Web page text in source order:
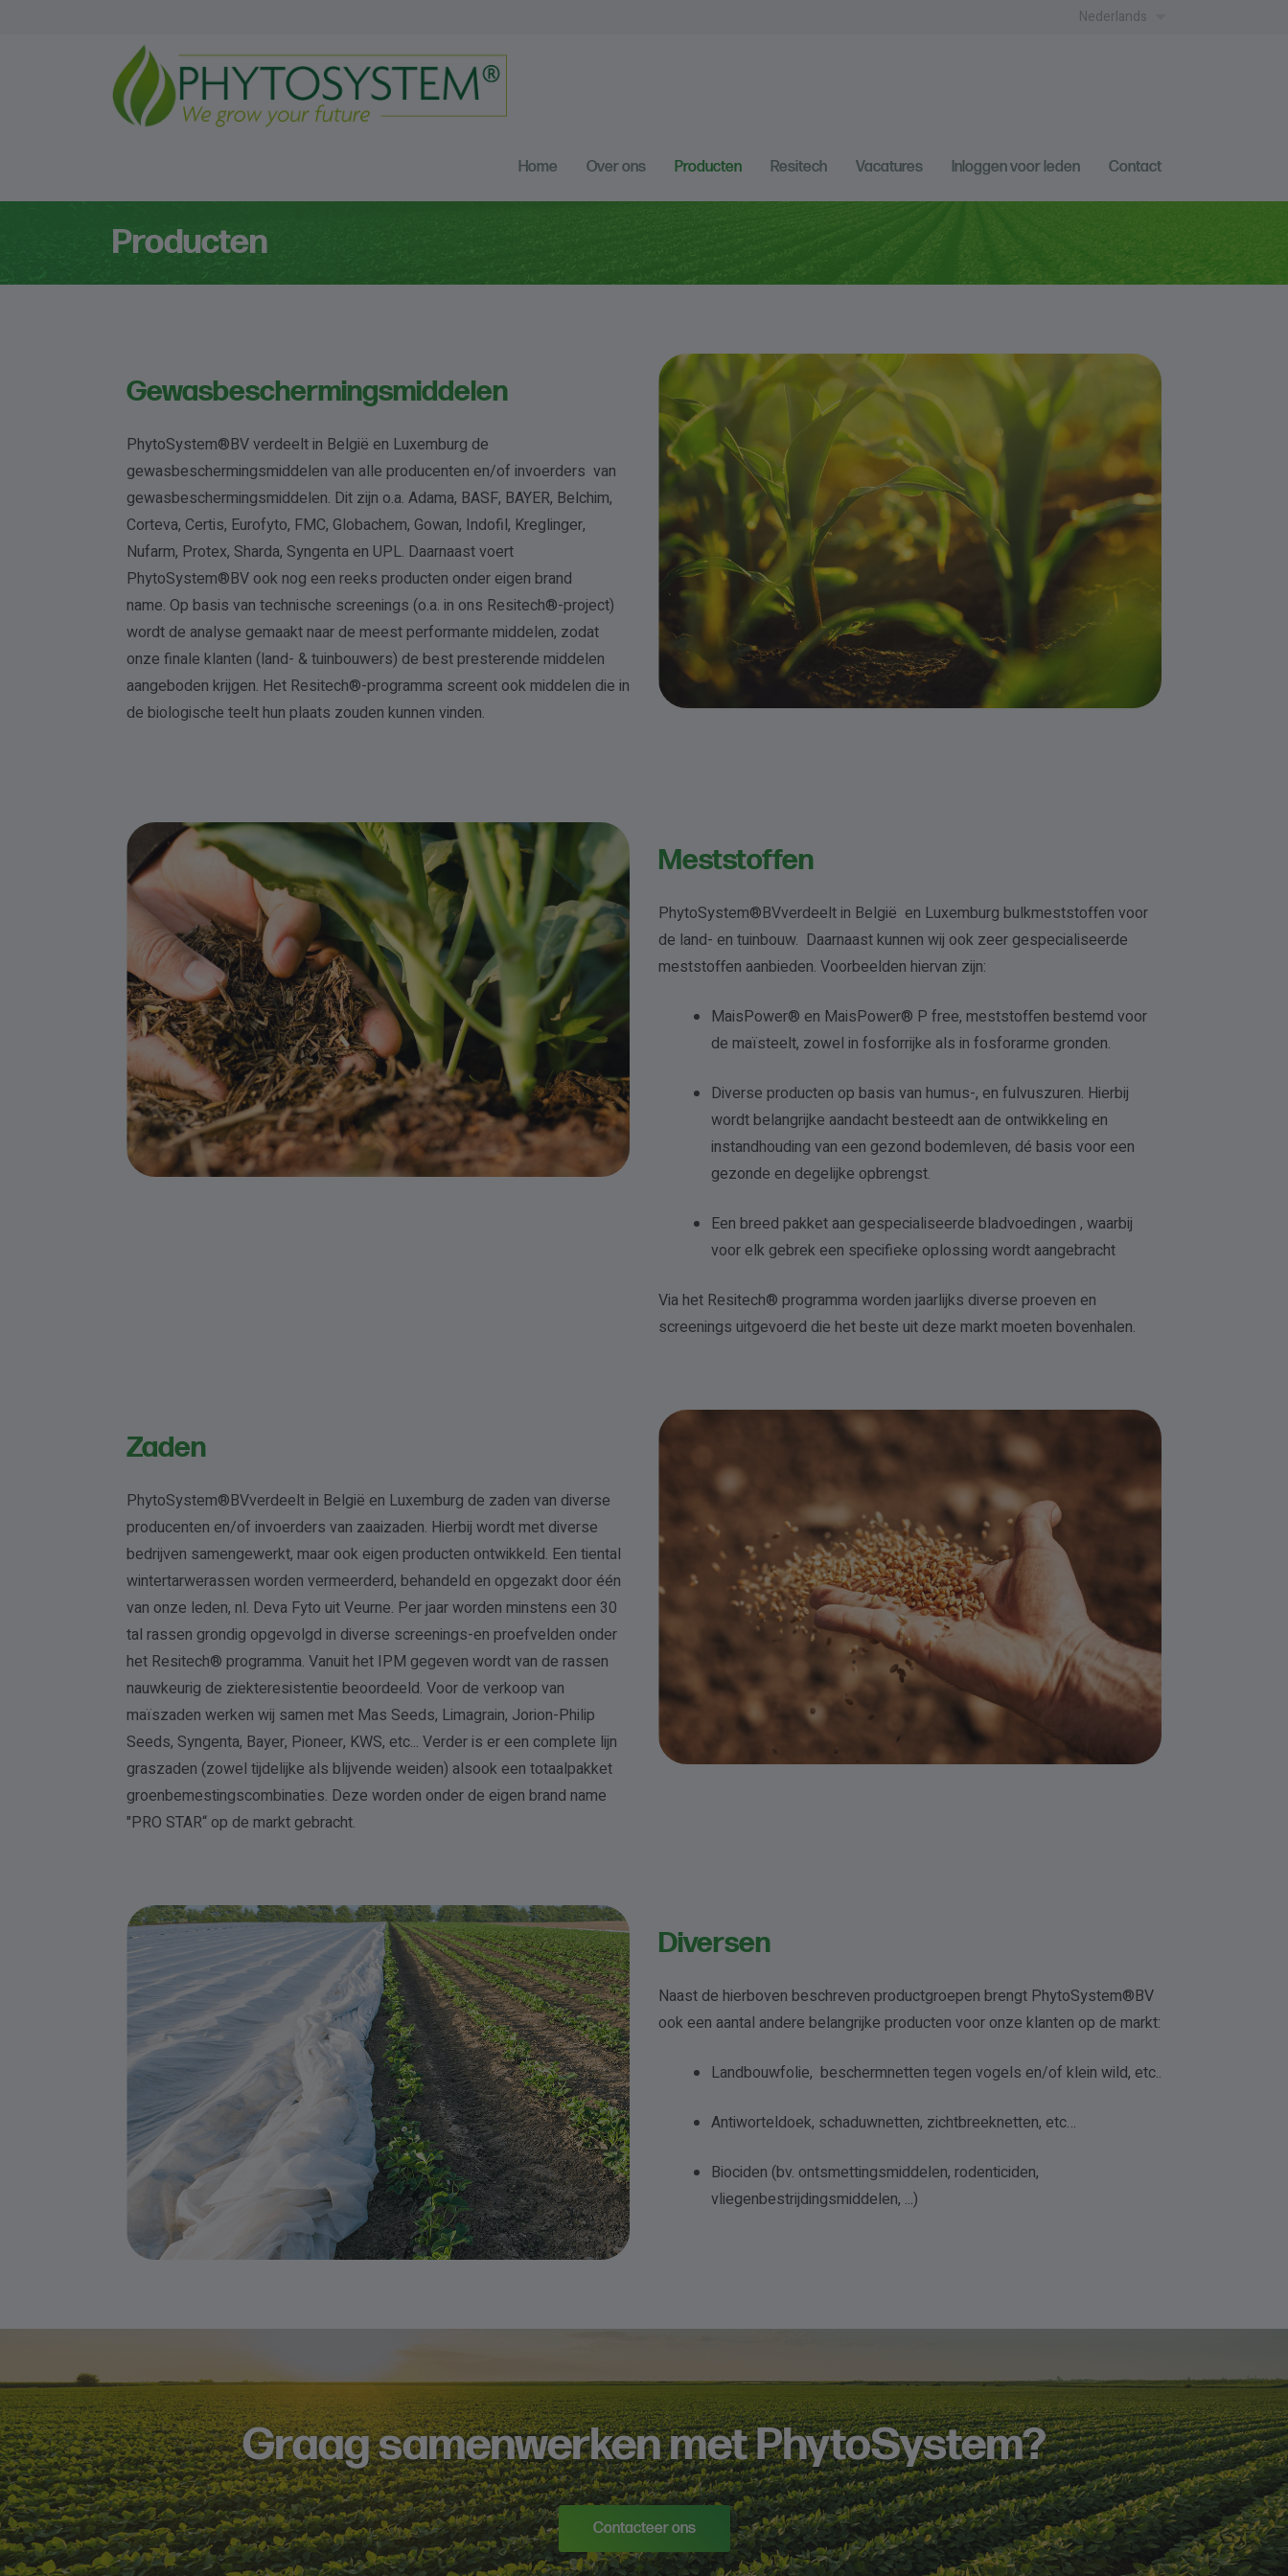
Nederlands
Home Over ons Producten Resitech Vacatures Inloggen voor leden Contact
Producten
Gewasbeschermingsmiddelen
PhytoSystem®BV verdeelt in België en Luxemburg de
gewasbeschermingsmiddelen van alle producenten en/of invoerders van
gewasbeschermingsmiddelen. Dit zijn o.a. Adama, BASF, BAYER, Belchim,
Corteva, Certis, Eurofyto, FMC, Globachem, Gowan, Indofil, Kreglinger,
Nufarm, Protex, Sharda, Syngenta en UPL. Daarnaast voert
PhytoSystem®BV ook nog een reeks producten onder eigen brand
name. Op basis van technische screenings (o.a. in ons Resitech®-project)
wordt de analyse gemaakt naar de meest performante middelen, zodat
onze finale klanten (land- & tuinbouwers) de best presterende middelen
aangeboden krijgen. Het Resitech®-programma screent ook middelen die in
de biologische teelt hun plaats zouden kunnen vinden.
Meststoffen
PhytoSystem®BVverdeelt in België en Luxemburg bulkmeststoffen voor
de land- en tuinbouw. Daarnaast kunnen wij ook zeer gespecialiseerde
meststoffen aanbieden. Voorbeelden hiervan zijn:
MaisPower® en MaisPower® P free, meststoffen bestemd voor
de maïsteelt, zowel in fosforrijke als in fosforarme gronden.
Diverse producten op basis van humus-, en fulvuszuren. Hierbij
wordt belangrijke aandacht besteedt aan de ontwikkeling en
instandhouding van een gezond bodemleven, dé basis voor een
gezonde en degelijke opbrengst.
Een breed pakket aan gespecialiseerde bladvoedingen , waarbij
voor elk gebrek een specifieke oplossing wordt aangebracht
Via het Resitech® programma worden jaarlijks diverse proeven en
screenings uitgevoerd die het beste uit deze markt moeten bovenhalen.
Zaden
PhytoSystem®BVverdeelt in België en Luxemburg de zaden van diverse
producenten en/of invoerders van zaaizaden. Hierbij wordt met diverse
bedrijven samengewerkt, maar ook eigen producten ontwikkeld. Een tiental
wintertarwerassen worden vermeerderd, behandeld en opgezakt door één
van onze leden, nl. Deva Fyto uit Veurne. Per jaar worden minstens een 30
tal rassen grondig opgevolgd in diverse screenings-en proefvelden onder
het Resitech® programma. Vanuit het IPM gegeven wordt van de rassen
nauwkeurig de ziekteresistentie beoordeeld. Voor de verkoop van
maïszaden werken wij samen met Mas Seeds, Limagrain, Jorion-Philip
Seeds, Syngenta, Bayer, Pioneer, KWS, etc... Verder is er een complete lijn
graszaden (zowel tijdelijke als blijvende weiden) alsook een totaalpakket
groenbemestingscombinaties. Deze worden onder de eigen brand name
"PRO STAR“ op de markt gebracht.
Diversen
Naast de hierboven beschreven productgroepen brengt PhytoSystem®BV
ook een aantal andere belangrijke producten voor onze klanten op de markt:
Landbouwfolie, beschermnetten tegen vogels en/of klein wild, etc..
Antiworteldoek, schaduwnetten, zichtbreeknetten, etc…
Biociden (bv. ontsmettingsmiddelen, rodenticiden,
vliegenbestrijdingsmiddelen, ...)
Graag samenwerken met PhytoSystem?
Contacteer ons